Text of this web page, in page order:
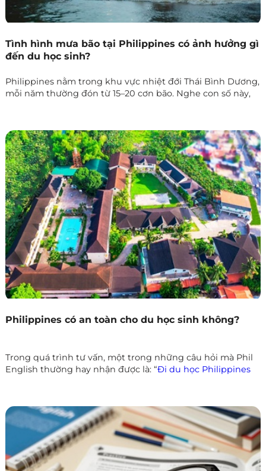
Tình hình mưa bão tại Philippines có ảnh hưởng gì
đến du học sinh?
Philippines nằm trong khu vực nhiệt đới Thái Bình Dương,
mỗi năm thường đón từ 15–20 cơn bão. Nghe con số này,
khác với hình dung.
Philippines có an toàn cho du học sinh không?
Trong quá trình tư vấn, một trong những câu hỏi mà Phil
English thường hay nhận được là: “Đi du học Philippines
tập.
Thực tế, Philippines là điểm đến được hàng chục ngàn
học viên từ Hàn Quốc, Nhật Bản, Đài Loan, Trung Quốc,
Việt Nam… tin tưởng mỗi năm. Vậy mức độ an toàn ở đây
như thế nào, và học viên cần lưu ý gì để có trải nghiệm
trọn vẹn?